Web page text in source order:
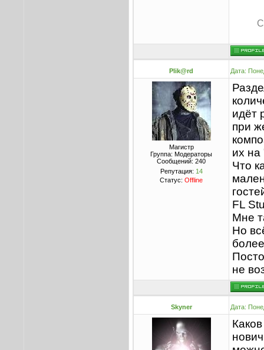
Plik@rd Дата:
Магистр
Группа: Модераторы
Сообщений: 240
Репутация: 14
Статус: Offline
идёт
при
их
Что
FL
Мне
Но
не
Skyner Дата: